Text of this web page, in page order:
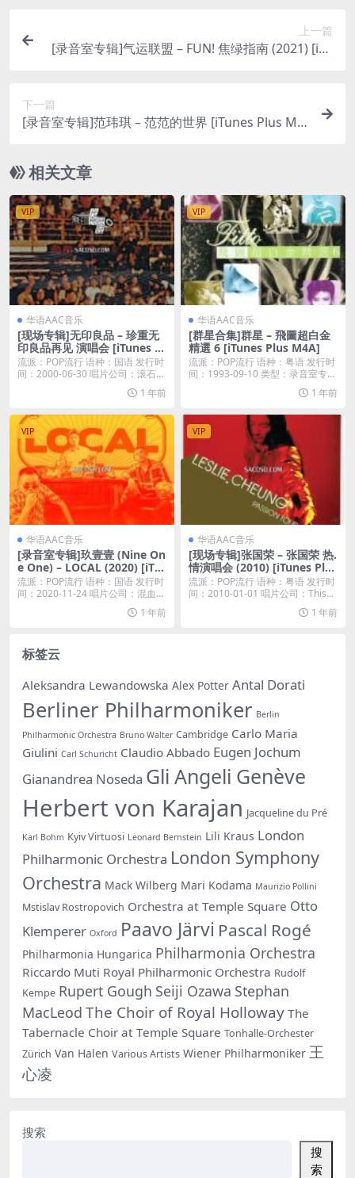
上一篇
[录音室专辑]气运联盟 – FUN! 焦绿指南 (2021) [iTu
下一篇
[录音室专辑]范玮琪 – 范范的世界 [iTunes Plus M4
相关文章
VIP
华语AAC音乐
[现场专辑]无印良品 – 珍重无
印良品再见 演唱会 [iTunes Pl
us M4A]
流派：POP流行 语种：国语 发行时
间：2000-06-30 唱片公司：滚石唱
1 年前
VIP
华语AAC音乐
[群星合集]群星 – 飛圖超白金
精選 6 [iTunes Plus M4A]
流派：POP流行 语种：粤语 发行时
间：1993-09-10 类型：录音室专辑
1 年前
VIP
华语AAC音乐
[录音室专辑]玖壹壹 (Nine On
e One) – LOCAL (2020) [iTu
nes Plus M4A]
流派：POP流行 语种：国语 发行时
间：2020-11-24 唱片公司：混血儿
1 年前
VIP
华语AAC音乐
[现场专辑]张国荣 – 张国荣 热.
情演唱会 (2010) [iTunes Plus
M4A]
流派：POP流行 语种：粤语 发行时
间：2010-01-01 唱片公司：This...
1 年前
标签云
Aleksandra Lewandowska Alex Potter Antal Dorati
Berliner Philharmoniker Berlin
Philharmonic Orchestra Bruno Walter Cambridge Carlo Maria
Giulini Carl Schuricht Claudio Abbado Eugen Jochum
Gianandrea Noseda Gli Angeli Genève
Herbert von Karajan Jacqueline du Pré
Karl Bohm Kyiv Virtuosi Leonard Bernstein Lili Kraus London
Philharmonic Orchestra London Symphony
Orchestra Mack Wilberg Mari Kodama Maurizio Pollini
Mstislav Rostropovich Orchestra at Temple Square Otto
Klemperer Oxford Paavo Järvi Pascal Rogé
Philharmonia Hungarica Philharmonia Orchestra
Riccardo Muti Royal Philharmonic Orchestra Rudolf
Kempe Rupert Gough Seiji Ozawa Stephan
MacLeod The Choir of Royal Holloway The
Tabernacle Choir at Temple Square Tonhalle-Orchester
Zürich Van Halen Various Artists Wiener Philharmoniker 王
心凌
搜索
搜
索